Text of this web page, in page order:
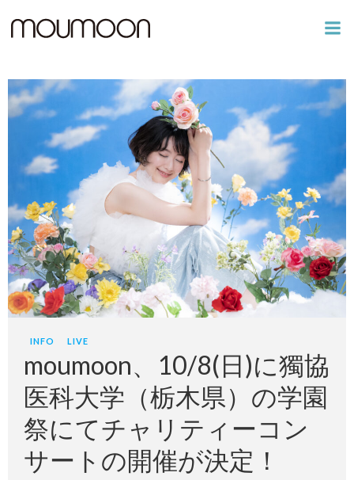
ツ
へ
ス
キ
ッ
プ
INFO LIVE
moumoon、10/8(日)に獨協
医科大学（栃木県）の学園
祭にてチャリティーコン
サートの開催が決定！